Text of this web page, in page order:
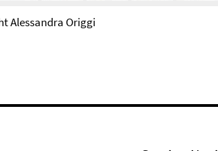
Alessandra Origgi